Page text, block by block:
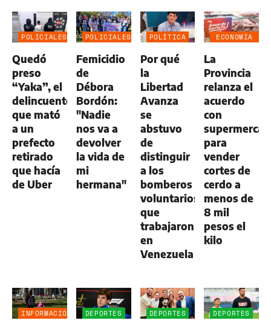
POLICIALES
Quedó
preso
“Yaka”, el
delincuente
que mató
a un
prefecto
retirado
que hacía
de Uber
POLICIALES
Femicidio
de
Débora
Bordón:
"Nadie
nos va a
devolver
la vida de
mi
hermana"
POLÍTICA
Por qué
la
Libertad
Avanza
se
abstuvo
de
distinguir
a los
bomberos
voluntarios
que
trabajaron
en
Venezuela
ECONOMÍA
La
Provincia
relanza el
acuerdo
con
para
vender
cortes de
cerdo a
menos de
8 mil
pesos el
kilo
INFORMACIÓN
DEPORTES DEPORTES DEPORTES